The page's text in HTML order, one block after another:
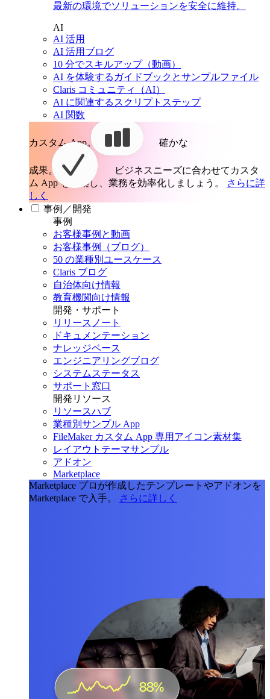
最新の環境でソリューションを安全に維持。
AI
AI 活用
AI 活用ブログ
10 分でスキルアップ（動画）
AI を体験するガイドブックとサンプルファイル
Claris コミュニティ（AI）
AI に関連するスクリプトステップ
AI 関数
カスタム App。 確かな
成果。
ビジネスニーズに合わせてカスタ
ム App を構築し、業務を効率化しましょう。
さらに詳
しく
事例／開発
事例
お客様事例と動画
お客様事例（ブログ）
50 の業種別ユースケース
Claris ブログ
自治体向け情報
教育機関向け情報
開発・サポート
リリースノート
ドキュメンテーション
ナレッジベース
エンジニアリングブログ
システムステータス
サポート窓口
開発リソース
リソースハブ
業種別サンプル App
FileMaker カスタム App 専用アイコン素材集
レイアウトテーマサンプル
アドオン
Marketplace
Marketplace プロが作成したテンプレートやアドオンを
Marketplace で入手。
さらに詳しく